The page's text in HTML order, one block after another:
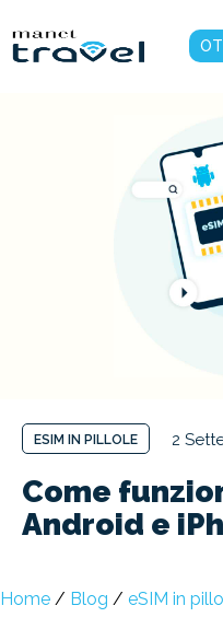
ESIM IN PILLOLE 2
Come
Android e
Home / Blog / eSIM in